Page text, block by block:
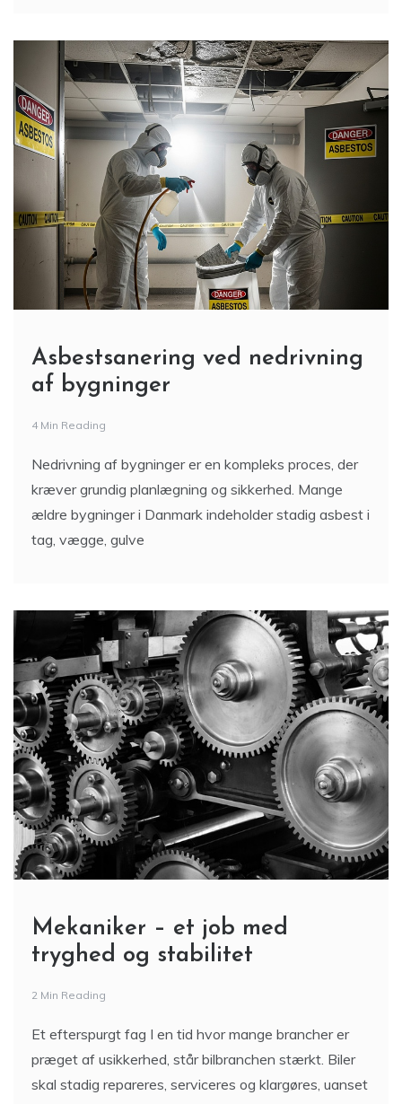
Asbestsanering ved nedrivning
af bygninger
4 Min Reading
Nedrivning af bygninger er en kompleks proces, der
kræver grundig planlægning og sikkerhed. Mange
ældre bygninger i Danmark indeholder stadig asbest i
tag, vægge, gulve
Mekaniker – et job med
tryghed og stabilitet
2 Min Reading
Et efterspurgt fag I en tid hvor mange brancher er
præget af usikkerhed, står bilbranchen stærkt. Biler
skal stadig repareres, serviceres og klargøres, uanset